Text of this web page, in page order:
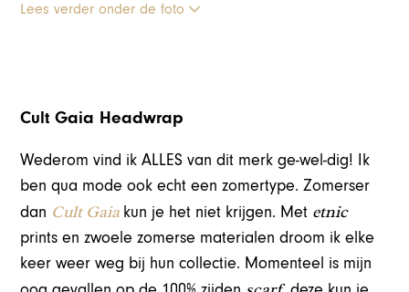
Lees verder onder de foto
Cult Gaia Headwrap
Wederom vind ik ALLES van dit merk ge-wel-dig! Ik
ben qua mode ook echt een zomertype. Zomerser
dan Cult Gaia kun je het niet krijgen. Met etnic
prints en zwoele zomerse materialen droom ik elke
keer weer weg bij hun collectie. Momenteel is mijn